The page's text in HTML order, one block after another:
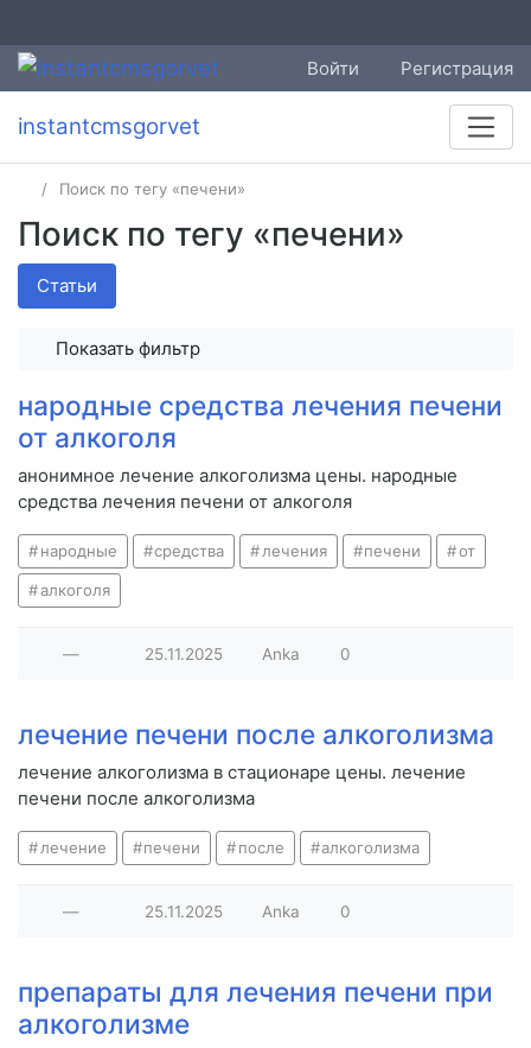
Войти Регистрация
instantcmsgorvet
Поиск по тегу «печени»
Поиск по тегу «печени»
Статьи
Показать фильтр
народные средства лечения печени
от алкоголя
анонимное лечение алкоголизма цены. народные
средства лечения печени от алкоголя
народные средства лечения печени от
алкоголя
— 25.11.2025 Anka 0
лечение печени после алкоголизма
лечение алкоголизма в стационаре цены. лечение
печени после алкоголизма
лечение печени после алкоголизма
— 25.11.2025 Anka 0
препараты для лечения печени при
алкоголизме